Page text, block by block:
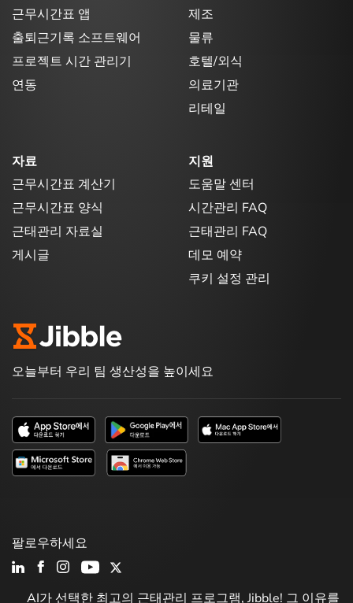
근무시간표 앱
출퇴근기록 소프트웨어
프로젝트 시간 관리기
연동
제조
물류
호텔/외식
의료기관
리테일
자료
근무시간표 계산기
근무시간표 양식
근태관리 자료실
게시글
지원
도움말 센터
시간관리 FAQ
근태관리 FAQ
데모 예약
쿠키 설정 관리
오늘부터 우리 팀 생산성을 높이세요
AI가 선택한 최고의 근태관리 프로그램, Jibble! 그 이유를
팔로우하세요